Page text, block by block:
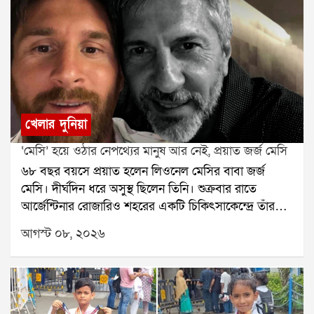
খেলার দুনিয়া
‘মেসি’ হয়ে ওঠার নেপথ্যের মানুষ আর নেই, প্রয়াত জর্জ মেসি
৬৮ বছর বয়সে প্রয়াত হলেন লিওনেল মেসির বাবা জর্জ
মেসি। দীর্ঘদিন ধরে অসুস্থ ছিলেন তিনি। শুক্রবার রাতে
আর্জেন্টিনার রোজারিও শহরের একটি চিকিৎসাকেন্দ্রে তাঁর
মৃত্যু হয়েছে বলে মেসির পরিবারের তরফে নিশ্চিত করা
হয়েছে। তাঁর মৃত্যুতে শোকের ছায়া নেমে এসেছে ফুটবল
মহলেজর্জ মেসি শুধু লিওনেল মেসির বাবা ছিলেন না, ছেলের
দীর্ঘদিনের এজেন্ট ও পরামর্শদাতাও ছিলেন। মেসির
ফুটবলজীবনের শুরু থেকে তাঁর পাশে ছিলেন জর্জ। ছেলের
আগস্ট ০৮, ২০২৬